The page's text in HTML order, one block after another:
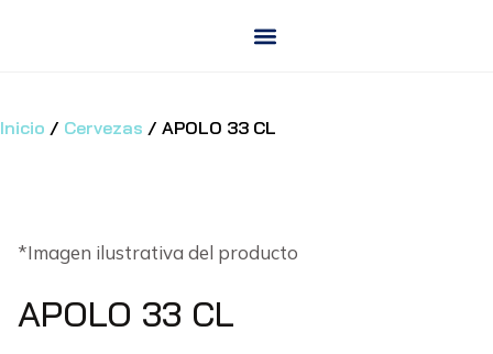
Inicio / Cervezas / APOLO 33 CL
*Imagen ilustrativa del producto
APOLO 33 CL